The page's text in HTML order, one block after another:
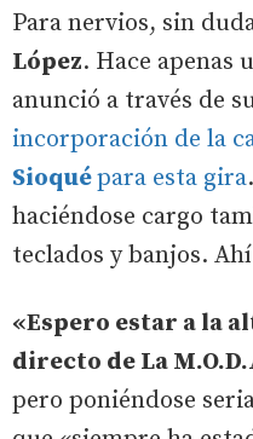
Para nervios, sin
López. Hace apenas
anunció a través de
incorporación de la
Sioquépara esta gira
haciéndose cargo
teclados y banjos.
«Espero estar a la
directo de La
pero poniéndose